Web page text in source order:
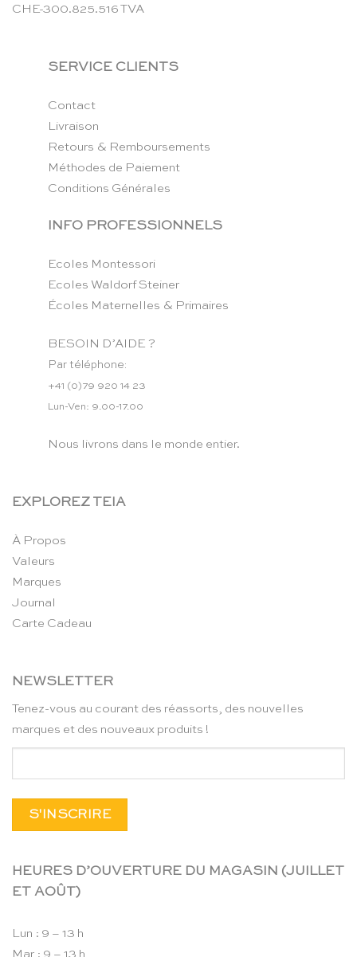
CHE-300.825.516 TVA
SERVICE CLIENTS
Contact
Livraison
Retours & Remboursements
Méthodes de Paiement
Conditions Générales
INFO PROFESSIONNELS
Ecoles Montessori
Ecoles Waldorf Steiner
Écoles Maternelles & Primaires
BESOIN D’AIDE ?
Par téléphone:
+41 (0)79 920 14 23
Lun-Ven: 9.00-17.00
Nous livrons dans le monde entier.
EXPLOREZ TEIA
À Propos
Valeurs
Marques
Journal
Carte Cadeau
NEWSLETTER
Tenez-vous au courant des réassorts, des nouvelles
marques et des nouveaux produits !
HEURES D’OUVERTURE DU MAGASIN (JUILLET
ET AOÛT)
Lun : 9 – 13 h
Mar : 9 – 13 h